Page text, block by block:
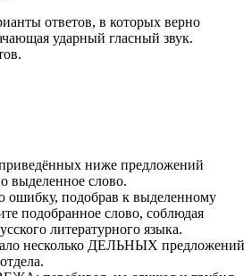
ответов, в которых верно
ударный гласный звук.
ниже предложений
слово.
ошибку, подобрав к выделенному
подобранное слово, соблюдая
литературного языка.
несколько ДЕЛЬНЫХ предложений